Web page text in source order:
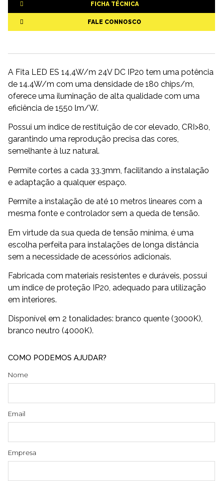
FICHA TÉCNICA
FALE CONNOSCO
A Fita LED ES 14,4W/m 24V DC IP20 tem uma potência
de 14.4W/m com uma densidade de 180 chips/m,
oferece uma iluminação de alta qualidade com uma
eficiência de 1550 lm/W.
Possui um índice de restituição de cor elevado, CRI>80,
garantindo uma reprodução precisa das cores,
semelhante à luz natural.
Permite cortes a cada 33.3mm, facilitando a instalação
e adaptação a qualquer espaço.
Permite a instalação de até 10 metros lineares com a
mesma fonte e controlador sem a queda de tensão.
Em virtude da sua queda de tensão mínima, é uma
escolha perfeita para instalações de longa distância
sem a necessidade de acessórios adicionais.
Fabricada com materiais resistentes e duráveis, possui
um índice de proteção IP20, adequado para utilização
em interiores.
Disponível em 2 tonalidades: branco quente (3000K),
branco neutro (4000K).
COMO PODEMOS AJUDAR?
Nome
Email
Empresa